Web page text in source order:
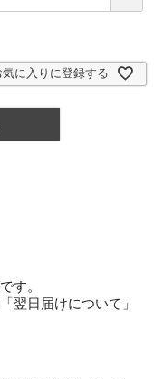
気に入りに登録する
す。
翌日届けについて」